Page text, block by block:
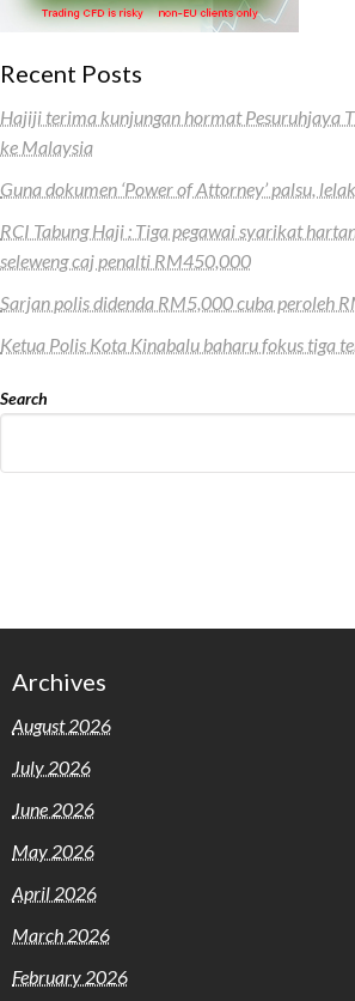
Recent Posts
Hajiji terima kunjungan hormat Pesuruhjaya
ke Malaysia
Guna dokumen ‘Power of Attorney’ palsu,
RCI Tabung Haji : Tiga pegawai syarikat
seleweng caj penalti RM450,000
Sarjan polis didenda RM5,000 cuba peroleh
Ketua Polis Kota Kinabalu baharu fokus tiga
Search
Archives
August 2026
July 2026
June 2026
May 2026
April 2026
March 2026
February 2026